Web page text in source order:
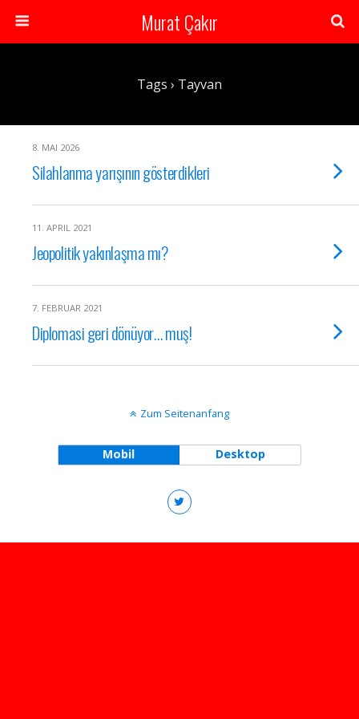
Murat Çakır
Tags › Tayvan
8. MAI 2026
Silahlanma yarışının gösterdikleri
11. APRIL 2021
Jeopolitik yakınlaşma mı?
7. FEBRUAR 2021
Diplomasi geri dönüyor… muş!
Zum Seitenanfang
Mobil Desktop